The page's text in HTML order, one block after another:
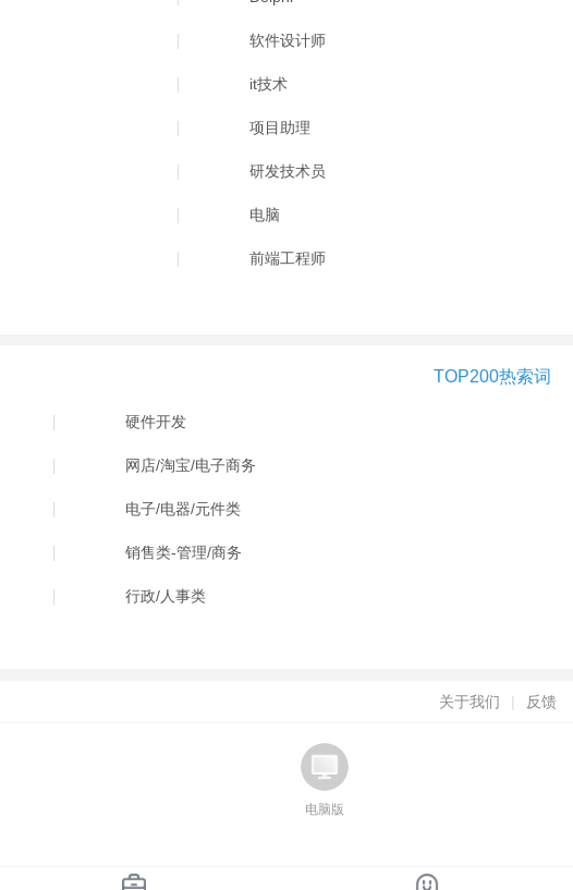
软件设计师
it技术
项目助理
研发技术员
电脑
前端工程师
TOP200热索词
硬件开发
网店/淘宝/电子商务
电子/电器/元件类
销售类-管理/商务
行政/人事类
关于我们 | 反馈
电脑版